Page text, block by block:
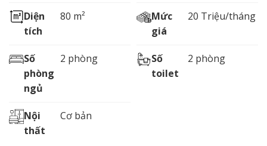
Diện
tích
80 m²
Mức
giá
20 Triệu/tháng
Số
phòng
ngủ
2 phòng
Số
toilet
2 phòng
Nội
thất
Cơ bản